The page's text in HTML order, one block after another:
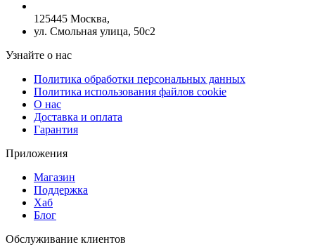
125445 Москва,
ул. Смольная улица, 50с2
Узнайте о нас
Политика обработки персональных данных
Политика использования файлов cookie
О нас
Доставка и оплата
Гарантия
Приложения
Магазин
Поддержка
Хаб
Блог
Обслуживание клиентов